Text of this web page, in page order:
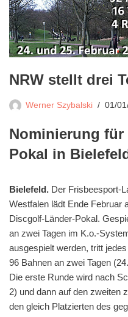
NRW stellt drei
Werner Szybalski 01/
Nominierung
Pokal in
Bielefeld. Der Frisbeesport-
Westfalen lädt Ende Februar
Discgolf-Länder-Pokal.
an zwei Tagen im K.o.-
ausgespielt werden, tritt
96 Bahnen an zwei Tagen
Die erste Runde wird nach
2) und dann auf den zweiten
den gleich Platzierten des